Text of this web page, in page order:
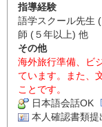
指導経験
語学スクール先生
師 (５年以上) 他
その他
海外旅行準備、ビ
ています。また、
ことです。
日本語会話OK
本人確認書類提